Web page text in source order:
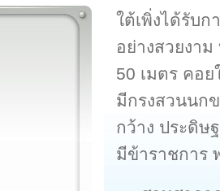
ใต้เพิ่งได้รับ
อย่างสวยงา
50 เมตร คอ
มีกรงสวนนก
กว้าง ประดิษ
มีข้าราชการ